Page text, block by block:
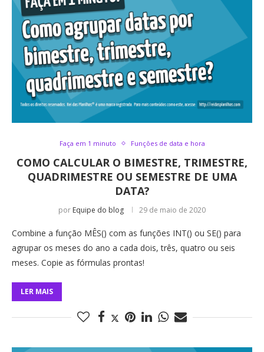
Faça em 1 minuto Funções de data e hora
COMO CALCULAR O BIMESTRE, TRIMESTRE,
QUADRIMESTRE OU SEMESTRE DE UMA
DATA?
por Equipe do blog 29 de maio de 2020
Combine a função MÊS() com as funções INT() ou SE() para
agrupar os meses do ano a cada dois, três, quatro ou seis
meses. Copie as fórmulas prontas!
LER MAIS